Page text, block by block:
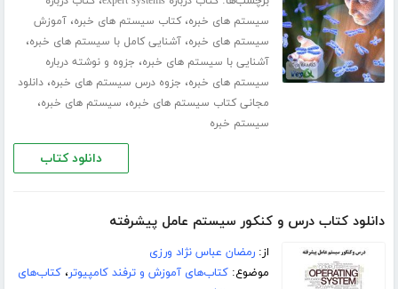
سیستم های خبره،کتاب سیستم های خبره،آموزش
سیستم های خبره،آشنایی کامل با سیستم های خبره،
آشنایی با سیستم های خبره، جزوه و نوشته درباره
سیستم های خبره، جزوه درس سیستم های خبره،دانلود
مجانی کتاب سیستم های خبره، سیستم های خبره،
سیستم خبره
دانلود کتاب
دانلود کتاب درس و کنکور سیستم عامل پیشرفته
از:رمضان عباس نژاد ورزی
موضوع:کتاب‌های آموزش و ترفند کامپیوتر،کتاب‌های